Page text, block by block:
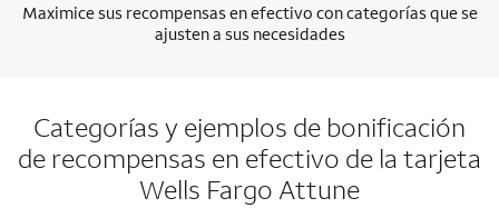
Maximice sus recompensas en efectivo con categorías que se
ajusten a sus necesidades
Categorías y ejemplos de bonificación
de recompensas en efectivo de la tarjeta
Wells Fargo Attune